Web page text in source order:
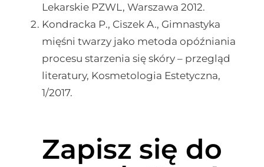
Lekarskie PZWL, Warszawa 2012.
Kondracka P., Ciszek A., Gimnastyka
mięśni twarzy jako metoda opóźniania
procesu starzenia się skóry – przegląd
literatury, Kosmetologia Estetyczna,
1/2017.
Zapisz się do